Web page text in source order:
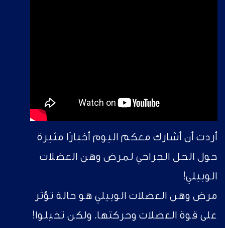
أردت أن أشارك معكم اليوم أخبارًا مثيرة
حول الحل الجراحي لمرض وهن العضلات
الوبيلي!
مرض وهن العضلات الوبيلي هو حالة تؤثر
على قوة العضلات وحركتها. ولكن تخيلوا!